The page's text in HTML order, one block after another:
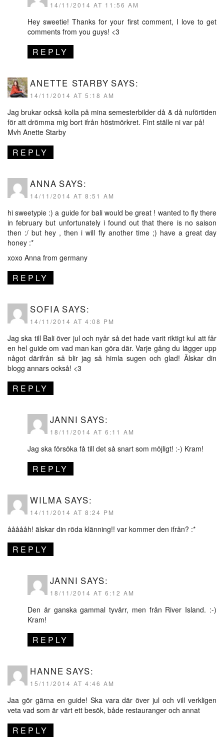
14/11/2014 AT 11:56 AM
Hey sweetie! Thanks for your first comment, I love to get
comments from you guys! <3
REPLY
ANETTE STARBY SAYS:
14/11/2014 AT 5:18 AM
Jag brukar också kolla på mina semesterbilder då & då nuförtiden
för att drömma mig bort ifrån höstmörkret. Fint ställe ni var på!
Mvh Anette Starby
REPLY
ANNA SAYS:
14/11/2014 AT 8:51 AM
hi sweetypie :) a guide for bali would be great ! wanted to fly there
in february but unfortunately i found out that there is no saison
then :/ but hey , then i will fly another time ;) have a great day
honey :*
xoxo Anna from germany
REPLY
SOFIA SAYS:
14/11/2014 AT 4:08 PM
Jag ska till Bali över jul och nyår så det hade varit riktigt kul att får
en hel guide om vad man kan göra där. Varje gång du lägger upp
något därifrån så blir jag så himla sugen och glad! Älskar din
blogg annars också! <3
REPLY
JANNI SAYS:
18/11/2014 AT 6:11 AM
Jag ska försöka få till det så snart som möjligt! :-) Kram!
REPLY
WILMA SAYS:
14/11/2014 AT 8:24 PM
åååååh! älskar din röda klänning!! var kommer den ifrån? :*
REPLY
JANNI SAYS:
18/11/2014 AT 6:12 AM
Den är ganska gammal tyvärr, men från River Island. :-)
Kram!
REPLY
HANNE SAYS:
15/11/2014 AT 4:46 AM
Jaa gör gärna en guide! Ska vara där över jul och vill verkligen
veta vad som är värt ett besök, både restauranger och annat
REPLY